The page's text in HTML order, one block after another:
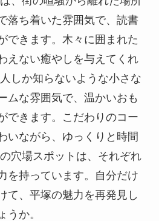
落ち着いた雰囲気で、読書
できます。木々に囲まれた
えない癒やしを与えてくれ
しか知らないような小さな
ムな雰囲気で、温かいおも
できます。こだわりのコー
いながら、ゆっくりと時間
穴場スポットは、それぞれ
を持っています。自分だけ
て、平塚の魅力を再発見し
うか。